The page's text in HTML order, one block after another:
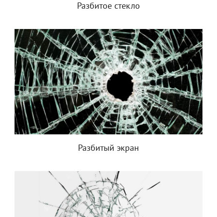
Разбитое стекло
Разбитый экран